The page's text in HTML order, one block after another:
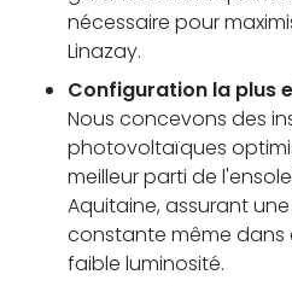
nécessaire pour
Linazay.
Configuration la plus
Nous concevons des
photovoltaïques
meilleur parti de
Aquitaine, assurant
constante même dans
faible luminosité.